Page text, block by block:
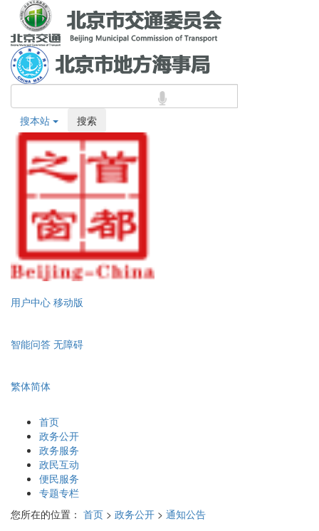
搜本站 搜索
用户中心 移动版
智能问答 无障碍
繁体简体
首页
政务公开
政务服务
政民互动
便民服务
专题专栏
您所在的位置： 首页 > 政务公开 > 通知公告